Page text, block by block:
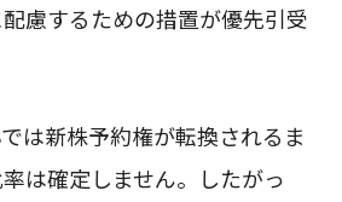
慮するための措置が優先引受
は新株予約権が転換されるま
は確定しません。したがっ